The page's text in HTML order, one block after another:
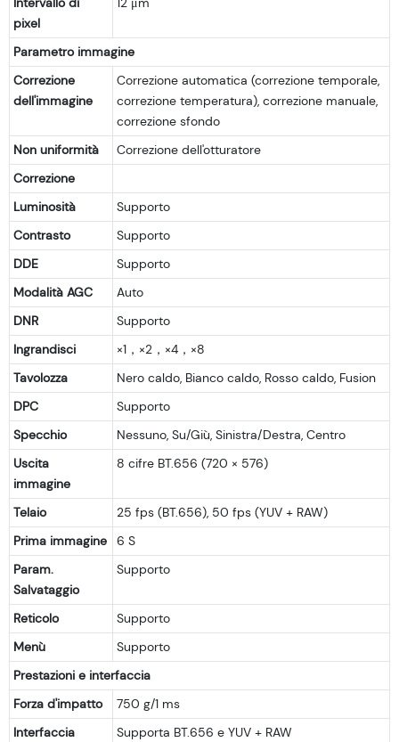
pixel
Parametro immagine
Correzione
dell'immagine
Correzione automatica (correzione temporale,
correzione temperatura), correzione manuale,
correzione sfondo
Non uniformità
Correzione dell'otturatore
Correzione
Luminosità
Supporto
Contrasto
Supporto
DDE
Supporto
Modalità AGC
Auto
DNR
Supporto
Ingrandisci
×1，×2，×4，×8
Tavolozza
Nero caldo, Bianco caldo, Rosso caldo, Fusion
DPC
Supporto
Specchio
Nessuno, Su/Giù, Sinistra/Destra, Centro
Uscita
immagine
8 cifre BT.656 (720 × 576)
Telaio
25 fps (BT.656), 50 fps (YUV + RAW)
Prima immagine
6 S
Param.
Salvataggio
Supporto
Reticolo
Supporto
Menù
Supporto
Prestazioni e interfaccia
Forza d'impatto
750 g/1 ms
Interfaccia
Supporta BT.656 e YUV + RAW